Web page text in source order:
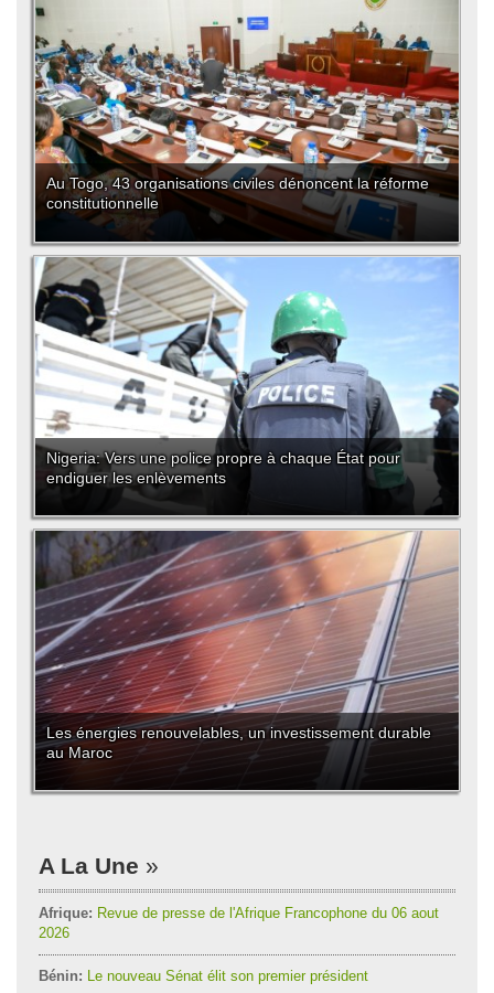
Au Togo, 43 organisations civiles dénoncent la réforme
constitutionnelle
Nigeria: Vers une police propre à chaque État pour
endiguer les enlèvements
Les énergies renouvelables, un investissement durable
au Maroc
A La Une
Afrique: Revue de presse de l'Afrique Francophone du 06 aout
2026
Bénin: Le nouveau Sénat élit son premier président